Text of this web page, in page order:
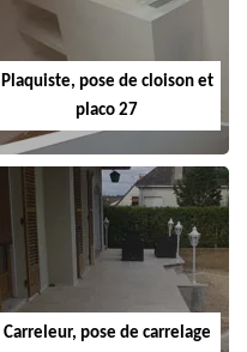
Plaquiste, pose de cloison et
placo 27
Carreleur, pose de carrelage